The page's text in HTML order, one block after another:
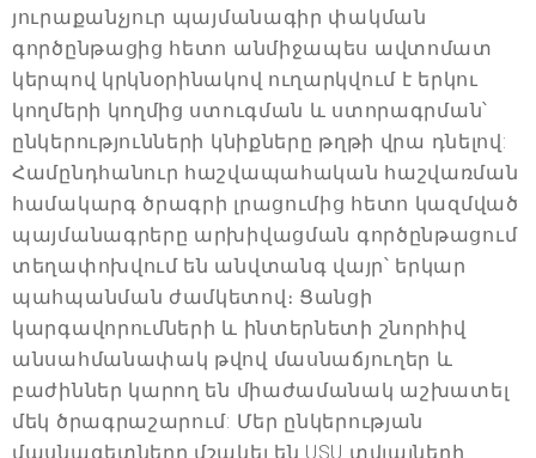
յուրաքանչյուր պայմանագիր փակման
գործընթացից հետո անմիջապես ավտոմատ
կերպով կրկնօրինակով ուղարկվում է երկու
կողմերի կողմից ստուգման և ստորագրման՝
ընկերությունների կնիքները թղթի վրա դնելով:
Համընդհանուր հաշվապահական հաշվառման
համակարգ ծրագրի լրացումից հետո կազմված
պայմանագրերը արխիվացման գործընթացում
տեղափոխվում են անվտանգ վայր՝ երկար
պահպանման ժամկետով։ Ցանցի
կարգավորումների և ինտերնետի շնորհիվ
անսահմանափակ թվով մասնաճյուղեր և
բաժիններ կարող են միաժամանակ աշխատել
մեկ ծրագրաշարում: Մեր ընկերության
մասնագետները մշակել են USU տվյալների